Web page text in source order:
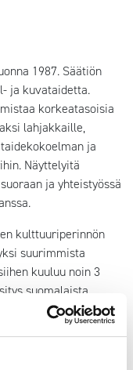
1987. Säätiön
ja kuvataidetta.
korkeatasoisia
lahjakkaille,
ja
Näyttelyitä
ja yhteistyössä
kulttuuriperinnön
suurimmista
kuuluu noin 3
suomalaista
veistoksia, grafiikkaa
nykypäivään.